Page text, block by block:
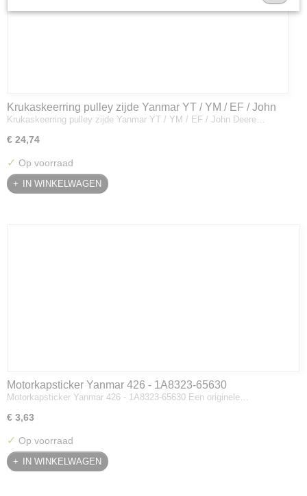
Krukaskeerring pulley zijde Yanmar YT / YM / EF / John
Deere - 119934-01800
Krukaskeerring pulley zijde Yanmar YT / YM / EF / John Deere…
€ 24,74
✓ Op voorraad
IN WINKELWAGEN
Motorkapsticker Yanmar 426 - 1A8323-65630
Motorkapsticker Yanmar 426 - 1A8323-65630 Een originele…
€ 3,63
✓ Op voorraad
IN WINKELWAGEN